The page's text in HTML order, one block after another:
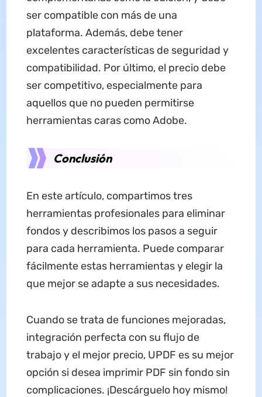
ser compatible con más de una
plataforma. Además, debe tener
excelentes características de seguridad y
compatibilidad. Por último, el precio debe
ser competitivo, especialmente para
aquellos que no pueden permitirse
herramientas caras como Adobe.
Conclusión
En este artículo, compartimos tres
herramientas profesionales para eliminar
fondos y describimos los pasos a seguir
para cada herramienta. Puede comparar
fácilmente estas herramientas y elegir la
que mejor se adapte a sus necesidades.
Cuando se trata de funciones mejoradas,
integración perfecta con su flujo de
trabajo y el mejor precio, UPDF es su mejor
opción si desea imprimir PDF sin fondo sin
complicaciones. ¡Descárguelo hoy mismo!